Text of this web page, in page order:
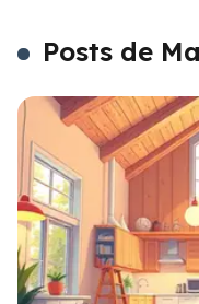
Posts de